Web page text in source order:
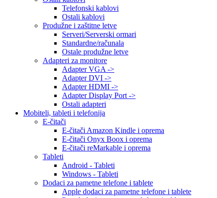
Telefonski kablovi
Ostali kablovi
Produžne i zaštitne letve
Serveri/Serverski ormari
Standardne/računala
Ostale produžne letve
Adapteri za monitore
Adapter VGA ->
Adapter DVI ->
Adapter HDMI ->
Adapter Display Port ->
Ostali adapteri
Mobiteli, tableti i telefonija
E-čitači
E-čitači Amazon Kindle i oprema
E-čitači Onyx Boox i oprema
E-čitači reMarkable i oprema
Tableti
Android - Tableti
Windows - Tableti
Dodaci za pametne telefone i tablete
Apple dodaci za pametne telefone i tablete